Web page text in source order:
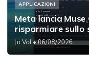
APPLICAZIONI
Meta lancia Muse
risparmiare sullo
Jo Val • 06/08/2026